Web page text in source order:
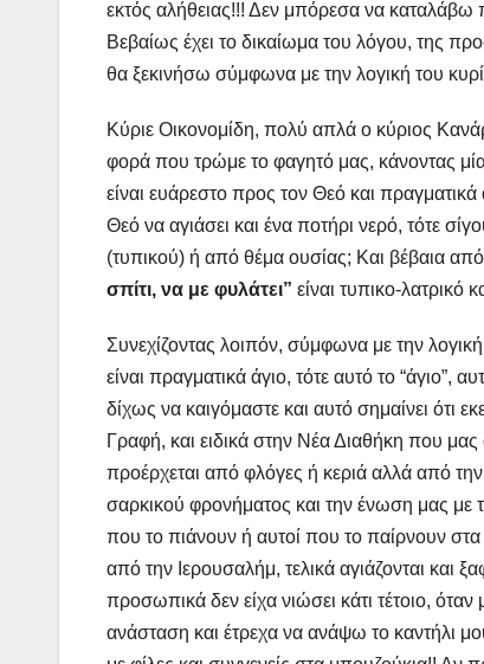
εκτός αλήθειας!!! Δεν μπόρεσα να καταλάβω
Βεβαίως έχει το δικαίωμα του λόγου, της
θα ξεκινήσω σύμφωνα με την λογική του
Κύριε Οικονομίδη, πολύ απλά ο κύριος
φορά που τρώμε το φαγητό μας, κάνοντας
είναι ευάρεστο προς τον Θεό και
Θεό να αγιάσει και ένα ποτήρι νερό, τότε
(τυπικού) ή από θέμα ουσίας; Και βέβαια
σπίτι, να με φυλάτει” είναι τυπικο-
Συνεχίζοντας λοιπόν, σύμφωνα με την
είναι πραγματικά άγιο, τότε αυτό το
δίχως να καιγόμαστε και αυτό σημαίνει ότι
Γραφή, και ειδικά στην Νέα Διαθήκη που
προέρχεται από φλόγες ή κεριά αλλά από
σαρκικού φρονήματος και την ένωση μας με
που το πιάνουν ή αυτοί που το παίρνουν
από την Ιερουσαλήμ, τελικά αγιάζονται και
προσωπικά δεν είχα νιώσει κάτι τέτοιο,
ανάσταση και έτρεχα να ανάψω το καντήλι